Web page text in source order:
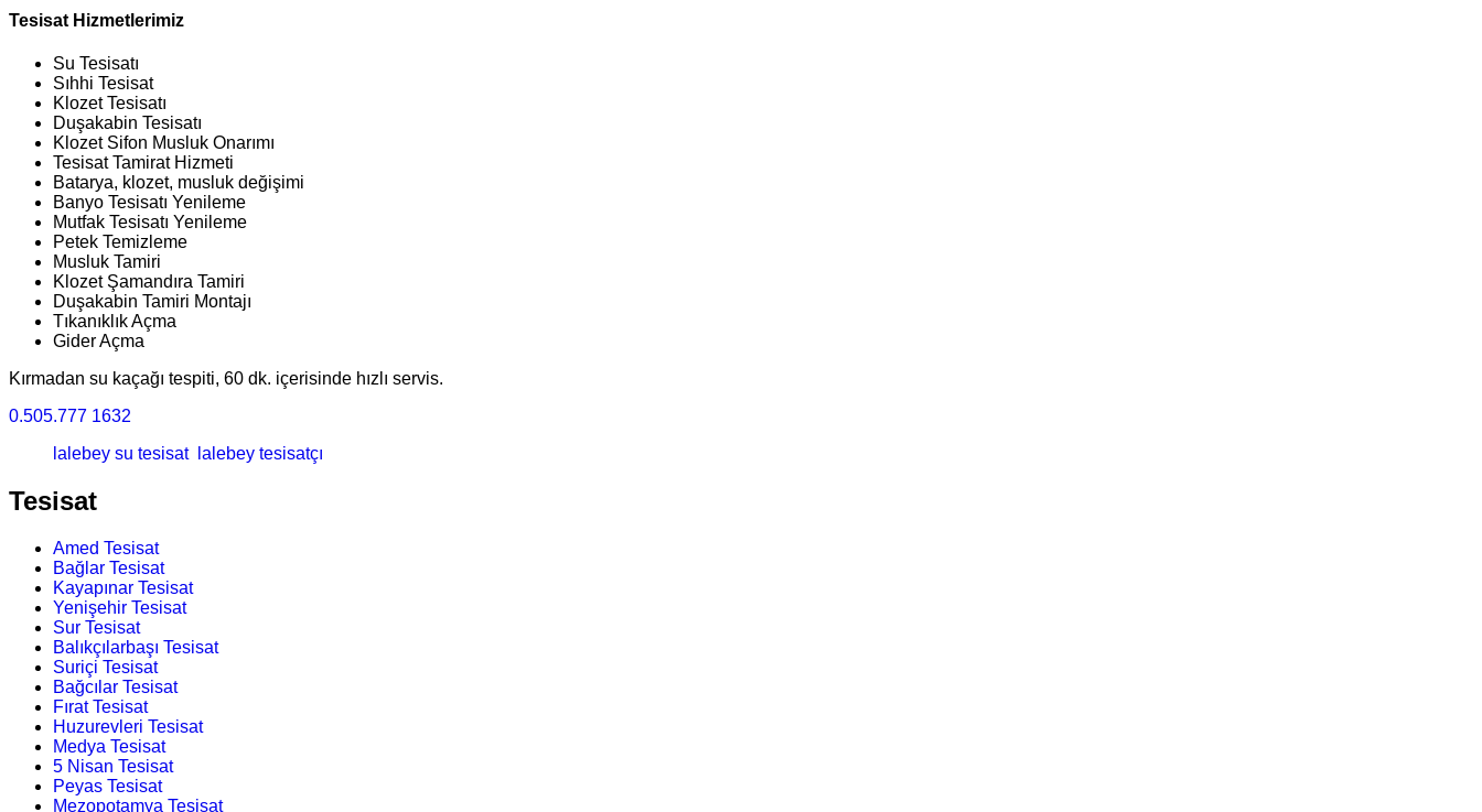
Tesisat Hizmetlerimiz
Su Tesisatı
Sıhhi Tesisat
Klozet Tesisatı
Duşakabin Tesisatı
Klozet Sifon Musluk Onarımı
Tesisat Tamirat Hizmeti
Batarya, klozet, musluk değişimi
Banyo Tesisatı Yenileme
Mutfak Tesisatı Yenileme
Petek Temizleme
Musluk Tamiri
Klozet Şamandıra Tamiri
Duşakabin Tamiri Montajı
Tıkanıklık Açma
Gider Açma
Kırmadan su kaçağı tespiti, 60 dk. içerisinde hızlı servis.
0.505.777 1632
lalebey su tesisat
lalebey tesisatçı
Tesisat
Amed Tesisat
Bağlar Tesisat
Kayapınar Tesisat
Yenişehir Tesisat
Sur Tesisat
Balıkçılarbaşı Tesisat
Suriçi Tesisat
Bağcılar Tesisat
Fırat Tesisat
Huzurevleri Tesisat
Medya Tesisat
5 Nisan Tesisat
Peyas Tesisat
Mezopotamya Tesisat